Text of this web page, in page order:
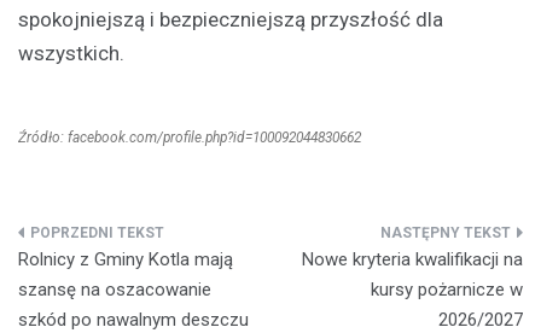
spokojniejszą i bezpieczniejszą przyszłość dla
wszystkich.
Źródło: facebook.com/profile.php?id=100092044830662
Nawigacja
wpisu
Rolnicy z Gminy Kotla mają
szansę na oszacowanie
szkód po nawalnym deszczu
Nowe kryteria kwalifikacji na
kursy pożarnicze w
2026/2027